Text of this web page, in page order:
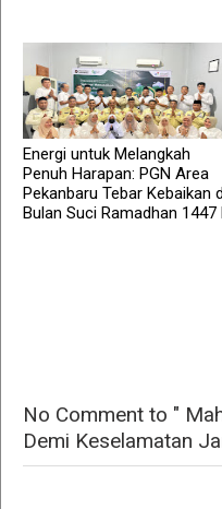
Energi untuk Melangkah
Penuh Harapan: PGN Area
Pekanbaru Tebar Kebaikan
Bulan Suci Ramadhan 1447
No Comment to "
Demi Keselamatan